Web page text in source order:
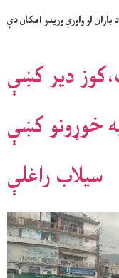
دير کښې
خوړونو کښې
سيلاب راغلې